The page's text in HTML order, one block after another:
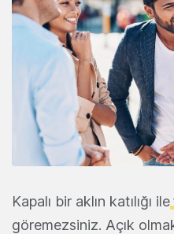
Kapalı bir aklın katılığı ile
göremezsiniz. Açık